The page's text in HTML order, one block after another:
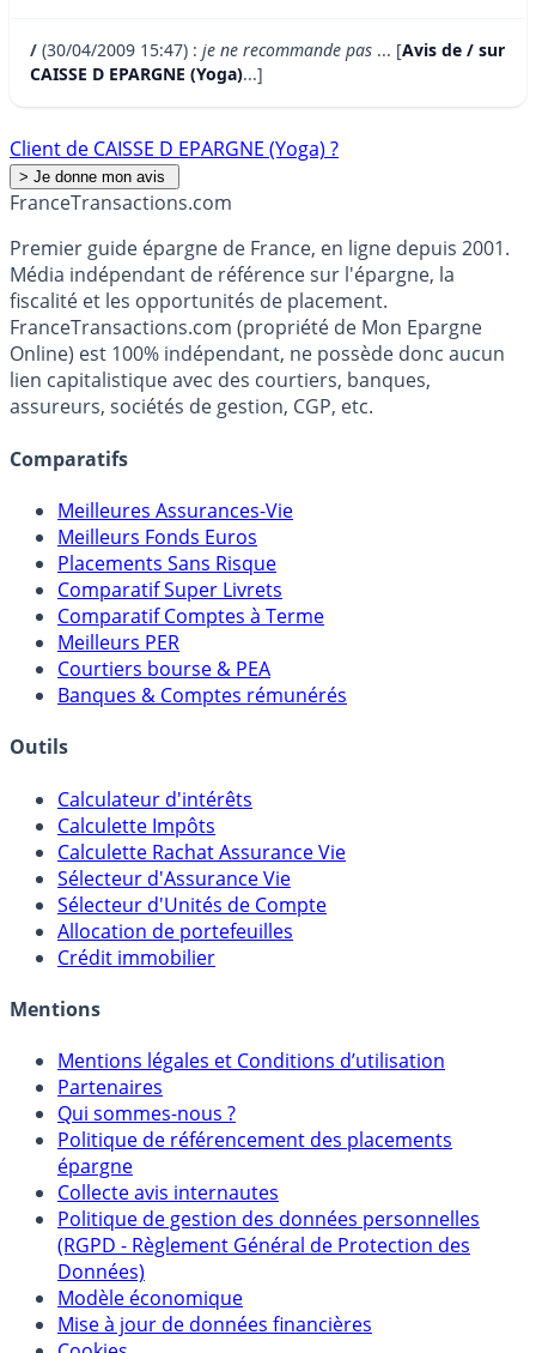
/ (30/04/2009 15:47) : je ne recommande pas ... [Avis de / sur
CAISSE D EPARGNE (Yoga)...]
Client de CAISSE D EPARGNE (Yoga) ?
FranceTransactions.com
Premier guide épargne de France, en ligne depuis 2001.
Média indépendant de référence sur l'épargne, la
fiscalité et les opportunités de placement.
FranceTransactions.com (propriété de Mon Epargne
Online) est 100% indépendant, ne possède donc aucun
lien capitalistique avec des courtiers, banques,
assureurs, sociétés de gestion, CGP, etc.
Comparatifs
Meilleures Assurances-Vie
Meilleurs Fonds Euros
Placements Sans Risque
Comparatif Super Livrets
Comparatif Comptes à Terme
Meilleurs PER
Courtiers bourse & PEA
Banques & Comptes rémunérés
Outils
Calculateur d'intérêts
Calculette Impôts
Calculette Rachat Assurance Vie
Sélecteur d'Assurance Vie
Sélecteur d'Unités de Compte
Allocation de portefeuilles
Crédit immobilier
Mentions
Mentions légales et Conditions d’utilisation
Partenaires
Qui sommes-nous ?
Politique de référencement des placements
épargne
Collecte avis internautes
Politique de gestion des données personnelles
(RGPD - Règlement Général de Protection des
Données)
Modèle économique
Mise à jour de données financières